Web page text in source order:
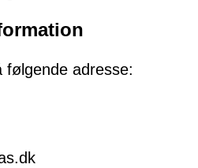
følgende adresse: